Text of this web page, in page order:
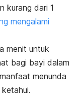
kurang dari 1
mengalami
menit untuk
bagi bayi dalam
menunda